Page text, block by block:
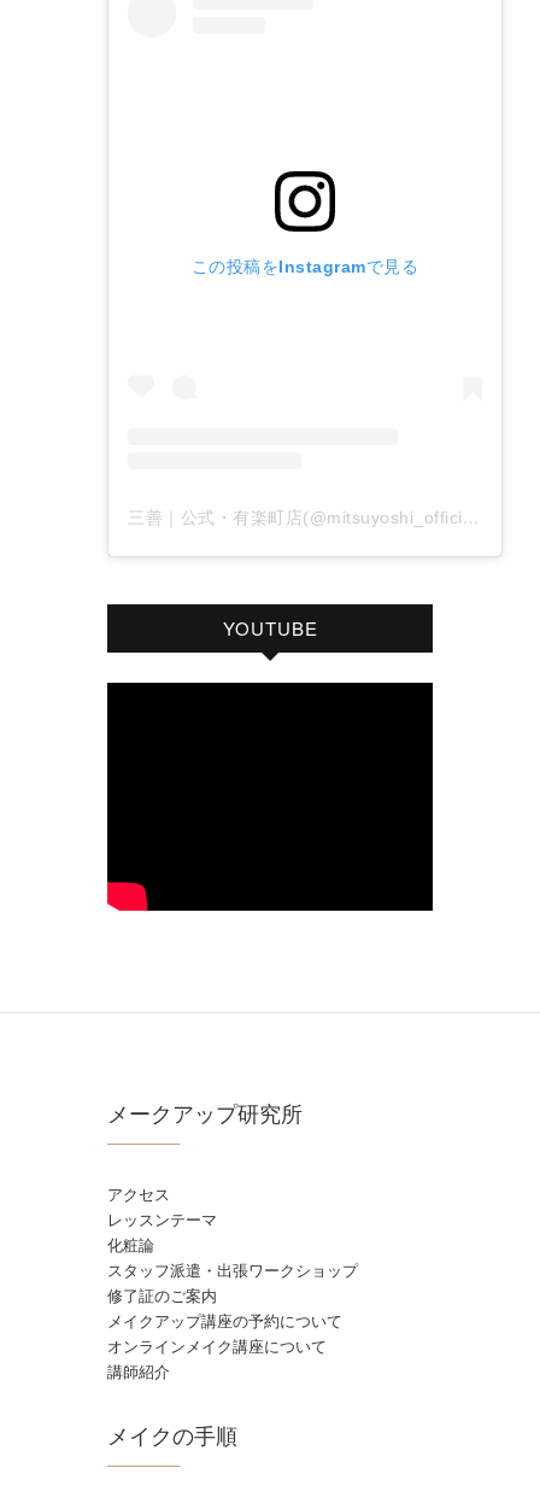
この投稿をInstagramで見る
三善｜公式・有楽町店(@mitsuyoshi_official)がシェアした投稿
YOUTUBE
メークアップ研究所
アクセス
レッスンテーマ
化粧論
スタッフ派遣・出張ワークショップ
修了証のご案内
メイクアップ講座の予約について
オンラインメイク講座について
講師紹介
メイクの手順